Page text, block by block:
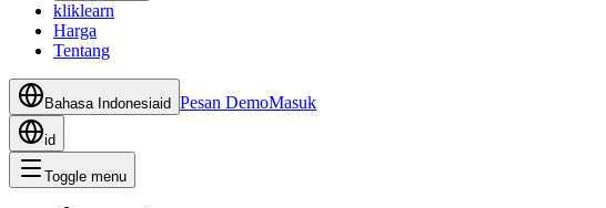
kliklearn
Harga
Tentang
Bahasa Indonesiaid Pesan DemoMasuk
id
Toggle menu